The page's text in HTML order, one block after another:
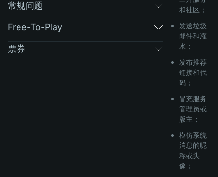
常规问题
Free-To-Play
票券
和社区；
发送垃圾
邮件和灌
水；
发布推荐
链接和代
码；
冒充服务
管理员或
版主；
模仿系统
消息的昵
称或头
像；